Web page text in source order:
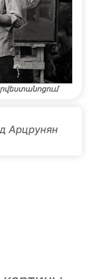
Арцрунян